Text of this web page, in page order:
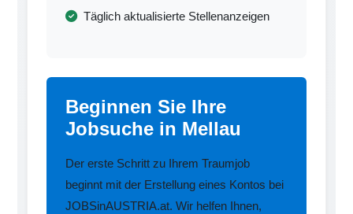
Täglich aktualisierte Stellenanzeigen
Beginnen Sie Ihre
Jobsuche in Mellau
Der erste Schritt zu Ihrem Traumjob
beginnt mit der Erstellung eines Kontos bei
JOBSinAUSTRIA.at. Wir helfen Ihnen,